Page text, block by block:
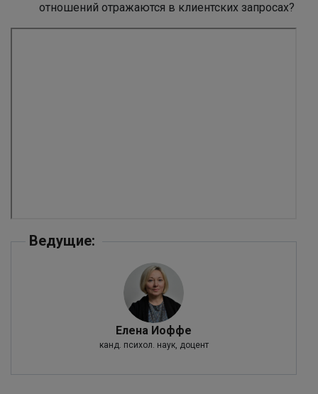
отношений отражаются в клиентских запросах?
Ведущие:
Елена Иоффе
канд. психол. наук, доцент